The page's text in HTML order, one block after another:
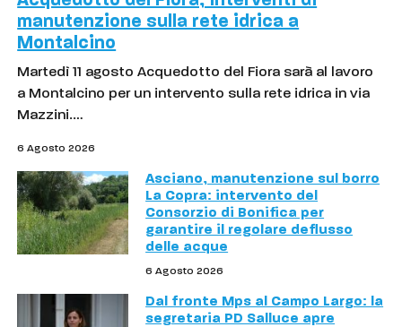
manutenzione sulla rete idrica a
Montalcino
Martedì 11 agosto Acquedotto del Fiora sarà al lavoro
a Montalcino per un intervento sulla rete idrica in via
Mazzini.…
6 Agosto 2026
Asciano, manutenzione sul borro
La Copra: intervento del
Consorzio di Bonifica per
garantire il regolare deflusso
delle acque
6 Agosto 2026
Dal fronte Mps al Campo Largo: la
segretaria PD Salluce apre